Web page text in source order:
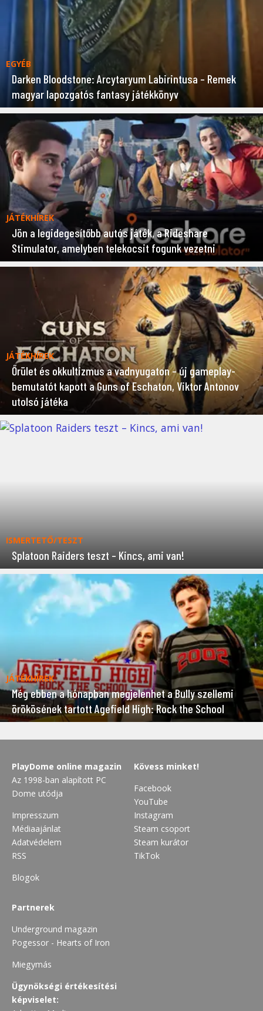
EGYÉB
Darken Bloodstone: Arcytaryum Labirintusa – Remek
magyar lapozgatós fantasy játékkönyv
JÁTÉKHÍREK
Jön a legidegesítőbb autós játék, a Rideshare
Stimulator, amelyben telekocsit fogunk vezetni
JÁTÉKHÍREK
Őrület és okkultizmus a vadnyugaton – új gameplay-
bemutatót kapott a Guns of Eschaton, Viktor Antonov
utolsó játéka
ISMERTETŐ/TESZT
Splatoon Raiders teszt – Kincs, ami van!
JÁTÉKHÍREK
Még ebben a hónapban megjelenhet a Bully szellemi
örökösének tartott Agefield High: Rock the School
PlayDome online magazin
Az 1998-ban alapított PC
Dome utódja
Impresszum
Médiaajánlat
Adatvédelem
RSS
Blogok
Kövess minket!
Facebook
YouTube
Instagram
Steam csoport
Steam kurátor
TikTok
Partnerek
Underground magazin
Pogessor - Hearts of Iron
Miegymás
Ügynökségi értékesítési
képviselet: